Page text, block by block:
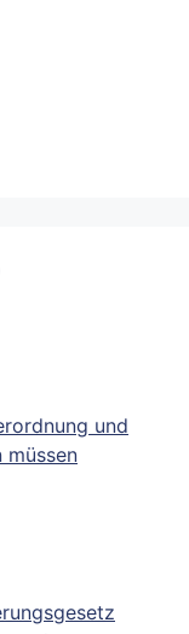
und
müssen